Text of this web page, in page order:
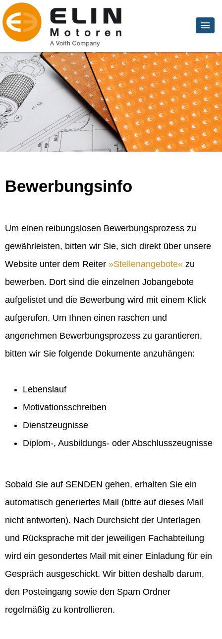
Bewerbungsinfo
Um einen reibungslosen Bewerbungsprozess zu
gewährleisten, bitten wir Sie, sich direkt über unsere
Website unter dem Reiter
Stellenangebote
zu
bewerben. Dort sind die einzelnen Jobangebote
aufgelistet und die Bewerbung wird mit einem Klick
aufgerufen. Um Ihnen einen raschen und
angenehmen Bewerbungsprozess zu garantieren,
bitten wir Sie folgende Dokumente anzuhängen:
Lebenslauf
Motivationsschreiben
Dienstzeugnisse
Diplom-, Ausbildungs- oder Abschlusszeugnisse
Sobald Sie auf SENDEN gehen, erhalten Sie ein
automatisch generiertes Mail (bitte auf dieses Mail
nicht antworten). Nach Durchsicht der Unterlagen
und Rücksprache mit der jeweiligen Fachabteilung
wird ein gesondertes Mail mit einer Einladung für ein
Gespräch ausgeschickt. Wir bitten deshalb darum,
den Posteingang sowie den Spam Ordner
regelmäßig zu kontrollieren.